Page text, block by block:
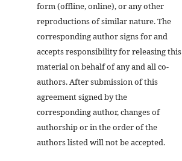
form (offline, online), or any other
reproductions of similar nature. The
corresponding author signs for and
accepts responsibility for releasing this
material on behalf of any and all co-
authors. After submission of this
agreement signed by the
corresponding author, changes of
authorship or in the order of the
authors listed will not be accepted.